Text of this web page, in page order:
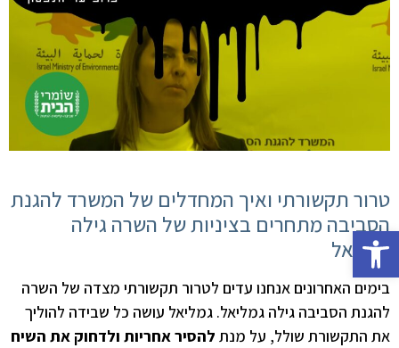
פתח סרגל נגישות
טרור תקשורתי ואיך המחדלים של המשרד להגנת
הסביבה מתחרים בציניות של השרה גילה
גמליאל
בימים האחרונים אנחנו עדים לטרור תקשורתי מצדה של השרה
להגנת הסביבה גילה גמליאל. גמליאל עושה כל שבידה להוליך
את התקשורת שולל, על מנת להסיר אחריות ולדחוק את השיח